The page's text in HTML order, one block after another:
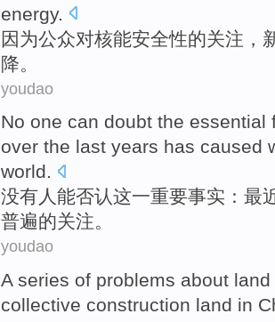
energy.
因为公众对核能安全性的关注，
降。
youdao
No one can doubt the essential
over the last years has caused
world.
没有人 能否认这一重要事实 ： 最
普遍的关注。
youdao
A series of problems about land
collective construction land in